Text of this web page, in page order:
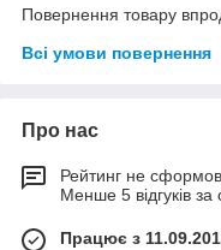
Повернення товару
Всі умови повернення
Про нас
Рейтинг не
Менше 5 відгуків за
Працює з